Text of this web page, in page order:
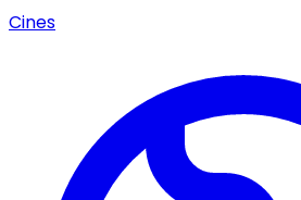
Cines